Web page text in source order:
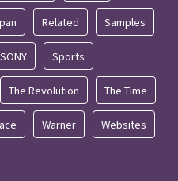
Related Samples
SONY Sports
The Revolution The Time
Warner Websites